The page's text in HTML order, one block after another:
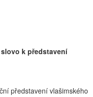
k představení
představení vlašimského